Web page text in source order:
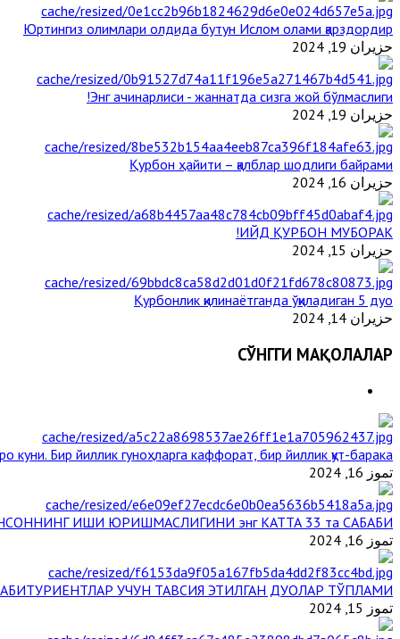
Юртингиз олимлари олдида бутун Ислом олами қарздордир
حزيران 19, 2024
Энг ачинарлиси - жаннатда сизга жой бўлмаслиги!
حزيران 19, 2024
Қурбон ҳайити – қалблар шодлиги байрами
حزيران 16, 2024
ИЙД ҚУРБОН МУБОРАК!
حزيران 15, 2024
Қурбонлик қилинаётганда ўқиладиган 5 дуо
حزيران 14, 2024
СЎНГГИ МАҚОЛАЛАР
куни. Бир йиллик гуноҳларга каффорат, бир йиллик қут-барака
تموز 16, 2024
ИШИ ЮРИШМАСЛИГИНИ энг КАТТА 33 та САБАБИ
تموز 16, 2024
АБИТУРИЕНТЛАР УЧУН ТАВСИЯ ЭТИЛГАН ДУОЛАР ТЎПЛАМИ
تموز 15, 2024